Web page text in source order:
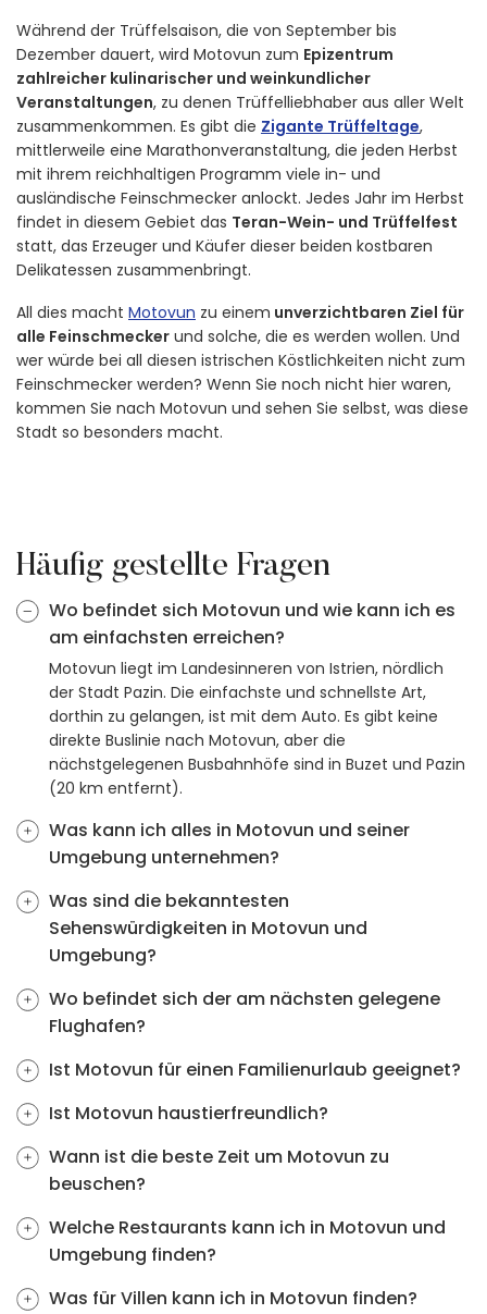
Während der Trüffelsaison, die von September bis
Dezember dauert, wird Motovun zum Epizentrum
zahlreicher kulinarischer und weinkundlicher
Veranstaltungen, zu denen Trüffelliebhaber aus aller Welt
zusammenkommen. Es gibt die Zigante Trüffeltage,
mittlerweile eine Marathonveranstaltung, die jeden Herbst
mit ihrem reichhaltigen Programm viele in- und
ausländische Feinschmecker anlockt. Jedes Jahr im Herbst
findet in diesem Gebiet das Teran-Wein- und Trüffelfest
statt, das Erzeuger und Käufer dieser beiden kostbaren
Delikatessen zusammenbringt.
All dies macht Motovun zu einem unverzichtbaren Ziel für
alle Feinschmecker und solche, die es werden wollen. Und
wer würde bei all diesen istrischen Köstlichkeiten nicht zum
Feinschmecker werden? Wenn Sie noch nicht hier waren,
kommen Sie nach Motovun und sehen Sie selbst, was diese
Stadt so besonders macht.
Häufig gestellte Fragen
Wo befindet sich Motovun und wie kann ich es
am einfachsten erreichen?
Motovun liegt im Landesinneren von Istrien, nördlich
der Stadt Pazin. Die einfachste und schnellste Art,
dorthin zu gelangen, ist mit dem Auto. Es gibt keine
direkte Buslinie nach Motovun, aber die
nächstgelegenen Busbahnhöfe sind in Buzet und Pazin
(20 km entfernt).
Was kann ich alles in Motovun und seiner
Umgebung unternehmen?
Was sind die bekanntesten
Sehenswürdigkeiten in Motovun und
Umgebung?
Wo befindet sich der am nächsten gelegene
Flughafen?
Ist Motovun für einen Familienurlaub geeignet?
Ist Motovun haustierfreundlich?
Wann ist die beste Zeit um Motovun zu
beuschen?
Welche Restaurants kann ich in Motovun und
Umgebung finden?
Was für Villen kann ich in Motovun finden?